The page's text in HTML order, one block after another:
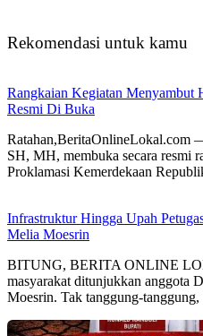
Rekomendasi untuk kamu
Rangkaian Kegiatan Menyambut
Resmi Di Buka
Ratahan,BeritaOnlineLokal.com
SH, MH, membuka secara resmi
Proklamasi Kemerdekaan
Infrastruktur Hingga Upah
Melia Moesrin
BITUNG, BERITA ONLINE
masyarakat ditunjukkan anggota
Moesrin. Tak tanggung-